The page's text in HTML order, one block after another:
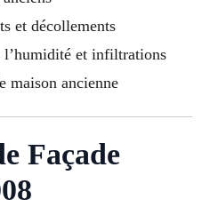
et décollements
l’humidité et infiltrations
maison ancienne
Façade